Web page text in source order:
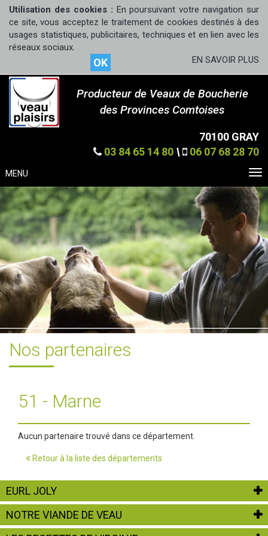
Utilisation des cookies : En poursuivant votre navigation sur
ce site, vous acceptez le traitement de cookies destinés à des
usages statistiques, publicitaires, techniques et en lien avec les
réseaux sociaux.
OK EN SAVOIR PLUS
Producteur de Veaux de Boucherie
des Provinces Comtoises
70100 GRAY
03 84 65 14 80 \ 06 07 68 28 70
MENU
Nos partenaires
51 - Marne
Aucun partenaire trouvé dans ce département.
Retour à la liste des départements
EURL JOLY
NOTRE VIANDE DE VEAU